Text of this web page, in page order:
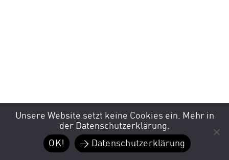
Unsere Website setzt keine Cookies ein. Mehr in
der Datenschutzerklärung.
OK!
> Datenschutzerklärung